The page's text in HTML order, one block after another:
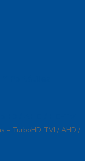
Portátiles
/ AHD / HD-TVI
– TurboHD TVI / AHD /